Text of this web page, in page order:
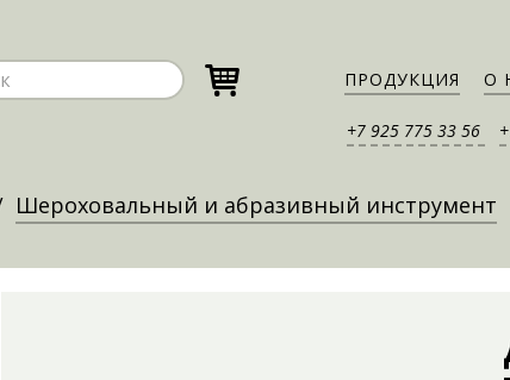
ПРОДУКЦИЯ О
+7 925 775 33 56
Шероховальный и абразивный инструмент